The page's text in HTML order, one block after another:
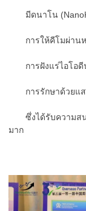
มีดนาโน
การให้คีโมผ่านหล
การฝังแร่ไอโอดี
การรักษาด้วยแสง
ซึ่งได้รับความสน
มาก